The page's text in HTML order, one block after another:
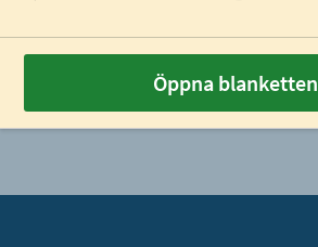
Öppna blanketten